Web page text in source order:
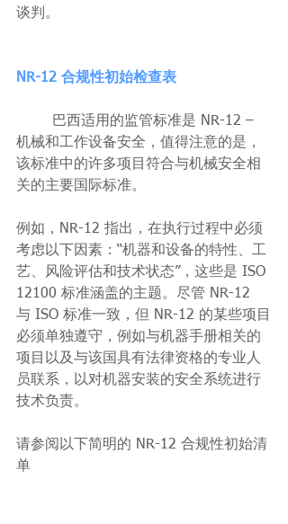
谈判。
NR-12 合规性初始检查表
机械和工作设备安全，值得注意的是，
该标准中的许多项目符合与机械安全相
关的主要国际标准。
例如，NR-12 指出，在执行过程中必须
考虑以下因素：“机器和设备的特性、工
艺、风险评估和技术状态”，这些是 ISO
12100 标准涵盖的主题。尽管 NR-12
与 ISO 标准一致，但 NR-12 的某些项目
必须单独遵守，例如与机器手册相关的
项目以及与该国具有法律资格的专业人
员联系，以对机器安装的安全系统进行
技术负责。
请参阅以下简明的 NR-12 合规性初始清
单